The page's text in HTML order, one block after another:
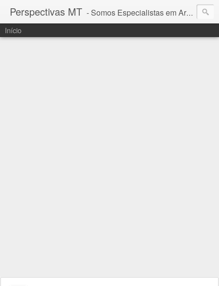
Perspectivas MT - Somos Especialistas em Araguaia - Mato Grosso
Início